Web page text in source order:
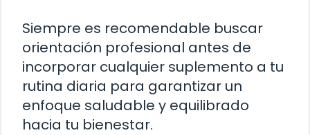
Siempre es recomendable buscar
orientación profesional antes de
incorporar cualquier suplemento a tu
rutina diaria para garantizar un
enfoque saludable y equilibrado
hacia tu bienestar.